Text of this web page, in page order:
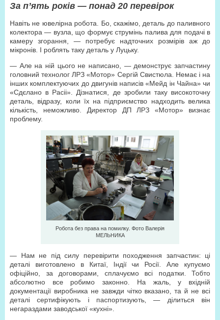
За п’ять років — понад 20 перевірок
Навіть не ювелірна робота. Бо, скажімо, деталь до паливного
колектора — вузла, що формує струмінь палива для подачі в
камеру згорання, — потребує надточних розмірів аж до
мікронів. І роблять таку деталь у Луцьку.
— Але на ній цього не написано, — демонструє запчастину
головний технолог ЛРЗ «Мотор» Сергій Свистюла. Немає і на
інших комплектуючих до двигунів написів «Мейд ін Чайна» чи
«Сдєлано в Расіі». Дізнатися, де зробили таку високоточну
деталь, відразу, коли їх на підприємство надходить велика
кількість, неможливо. Директор ДП ЛРЗ «Мотор» визнає
проблему.
Робота без права на помилку. Фото Валерія
МЕЛЬНИКА
— Нам не під силу перевірити походження запчастин: ці
деталі виготовлено в Китаї, Індії чи Росії. Але купуємо
офіційно, за договорами, сплачуємо всі податки. Тобто
абсолютно все робимо законно. На жаль, у вхідній
документації виробника не завжди чітко вказано, та й не всі
деталі сертифікують і паспортизують, — ділиться він
негараздами заводської «кухні».